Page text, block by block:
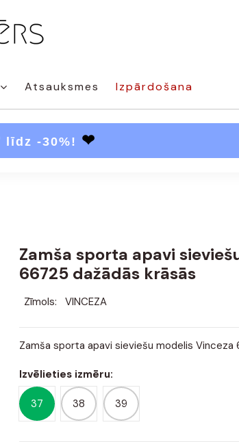
Atsauksmes Izpārdošana
līdz -30%! ❤
Zamša sporta apavi
66725 dažādās krāsās
Zīmols: VINCEZA
Zamša sporta apavi sieviešu modelis Vinceza
Izvēlieties izmēru:
37 38 39